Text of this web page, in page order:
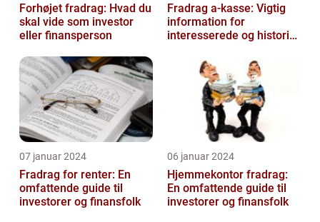
Forhøjet fradrag: Hvad du
skal vide som investor
eller finansperson
Fradrag a-kasse: Vigtig
information for
interesserede og historisk
07 januar 2024
Fradrag for renter: En
omfattende guide til
investorer og finansfolk
06 januar 2024
Hjemmekontor fradrag:
En omfattende guide til
investorer og finansfolk